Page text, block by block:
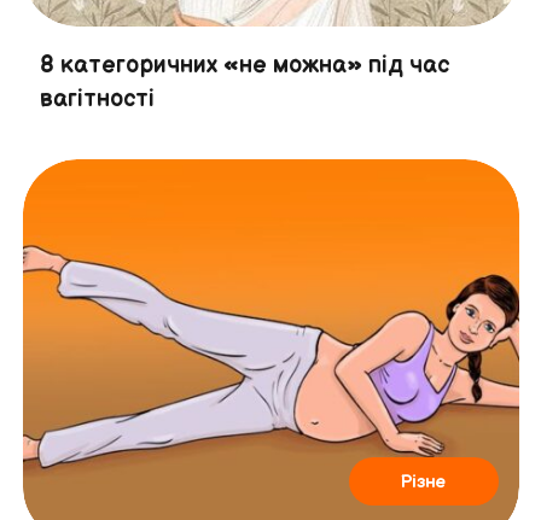
8 категоричних «не можна» під час
вагітності
Різне